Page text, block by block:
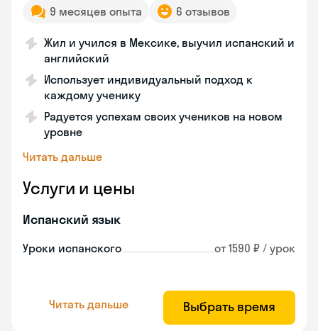
9 месяцев опыта
6 отзывов
Жил и учился в Мексике, выучил испанский и
английский
Использует индивидуальный подход к
каждому ученику
Радуется успехам своих учеников на новом
уровне
Читать дальше
Услуги и цены
Испанский язык
Уроки испанского от 1590 ₽ / урок
Читать дальше Выбрать время